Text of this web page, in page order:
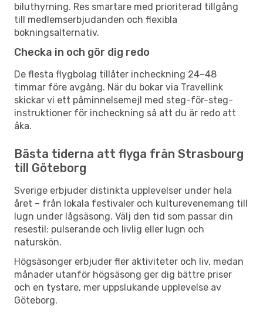
biluthyrning. Res smartare med prioriterad tillgång
till medlemserbjudanden och flexibla
bokningsalternativ.
Checka in och gör dig redo
De flesta flygbolag tillåter incheckning 24–48
timmar före avgång. När du bokar via Travellink
skickar vi ett påminnelsemejl med steg-för-steg-
instruktioner för incheckning så att du är redo att
åka.
Bästa tiderna att flyga från Strasbourg
till Göteborg
Sverige erbjuder distinkta upplevelser under hela
året – från lokala festivaler och kulturevenemang till
lugn under lågsäsong. Välj den tid som passar din
resestil: pulserande och livlig eller lugn och
naturskön.
Högsäsonger erbjuder fler aktiviteter och liv, medan
månader utanför högsäsong ger dig bättre priser
och en tystare, mer uppslukande upplevelse av
Göteborg.